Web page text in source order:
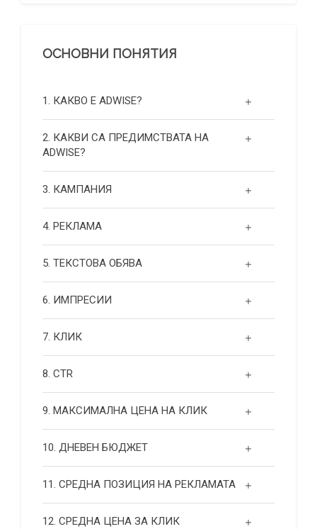
ОСНОВНИ ПОНЯТИЯ
1. КАКВО Е ADWISE?
2. КАКВИ СА ПРЕДИМСТВАТА НА
ADWISE?
3. КАМПАНИЯ
4. РЕКЛАМА
5. ТЕКСТОВА ОБЯВА
6. ИМПРЕСИИ
7. КЛИК
8. CTR
9. МАКСИМАЛНА ЦЕНА НА КЛИК
10. ДНЕВЕН БЮДЖЕТ
11. СРЕДНА ПОЗИЦИЯ НА РЕКЛАМАТА
12. СРЕДНА ЦЕНА ЗА КЛИК